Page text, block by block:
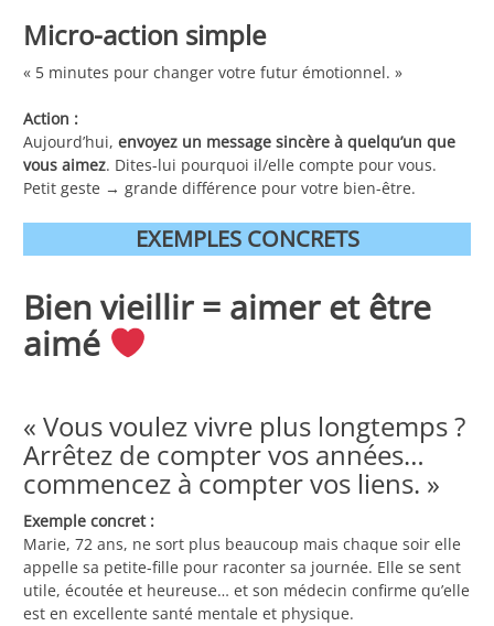
Micro-action simple
« 5 minutes pour changer votre futur émotionnel. »
Action :
Aujourd’hui, envoyez un message sincère à quelqu’un que
vous aimez. Dites-lui pourquoi il/elle compte pour vous.
Petit geste → grande différence pour votre bien-être.
EXEMPLES CONCRETS
Bien vieillir = aimer et être
aimé
« Vous voulez vivre plus longtemps ?
Arrêtez de compter vos années…
commencez à compter vos liens. »
Exemple concret :
Marie, 72 ans, ne sort plus beaucoup mais chaque soir elle
appelle sa petite-fille pour raconter sa journée. Elle se sent
utile, écoutée et heureuse… et son médecin confirme qu’elle
est en excellente santé mentale et physique.